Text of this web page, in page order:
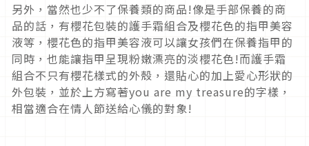
另外，當然也少不了保養類的商品!像是手部保養的商
品的話，有櫻花包裝的護手霜組合及櫻花色的指甲美容
液等，櫻花色的指甲美容液可以讓女孩們在保養指甲的
同時，也能讓指甲呈現粉嫩漂亮的淡櫻花色!而護手霜
組合不只有櫻花樣式的外殼，還貼心的加上愛心形狀的
外包裝，並於上方寫著you are my treasure的字樣，
相當適合在情人節送給心儀的對象!